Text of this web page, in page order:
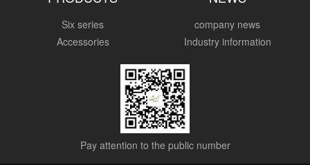
Six series
Accessories
company news
Industry information
Pay attention to the public number